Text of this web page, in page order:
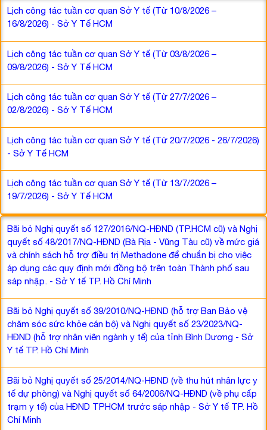
Lịch công tác tuần cơ quan Sở Y tế (Từ 10/8/2026 –
16/8/2026) - Sở Y Tế HCM
Lịch công tác tuần cơ quan Sở Y tế (Từ 03/8/2026 –
09/8/2026) - Sở Y Tế HCM
Lịch công tác tuần cơ quan Sở Y tế (Từ 27/7/2026 –
02/8/2026) - Sở Y Tế HCM
Lịch công tác tuần cơ quan Sở Y tế (Từ 20/7/2026 - 26/7/2026)
- Sở Y Tế HCM
Lịch công tác tuần cơ quan Sở Y tế (Từ 13/7/2026 –
19/7/2026) - Sở Y Tế HCM
Bãi bỏ Nghị quyết số 127/2016/NQ-HĐND (TP.HCM cũ) và Nghị
quyết số 48/2017/NQ-HĐND (Bà Rịa - Vũng Tàu cũ) về mức giá
và chính sách hỗ trợ điều trị Methadone để chuẩn bị cho việc
áp dụng các quy định mới đồng bộ trên toàn Thành phố sau
sáp nhập. - Sở Y tế TP. Hồ Chí Minh
Bãi bỏ Nghị quyết số 39/2010/NQ-HĐND (hỗ trợ Ban Bảo vệ
chăm sóc sức khỏe cán bộ) và Nghị quyết số 23/2023/NQ-
HĐND (hỗ trợ nhân viên ngành y tế) của tỉnh Bình Dương - Sở
Y tế TP. Hồ Chí Minh
Bãi bỏ Nghị quyết số 25/2014/NQ-HĐND (về thu hút nhân lực y
tế dự phòng) và Nghị quyết số 64/2006/NQ-HĐND (về phụ cấp
trạm y tế) của HĐND TPHCM trước sáp nhập - Sở Y tế TP. Hồ
Chí Minh